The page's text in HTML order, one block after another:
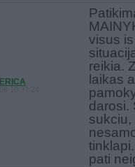
ERICA
visus
reikia.
laikas
darosi.
sukciu,
pati